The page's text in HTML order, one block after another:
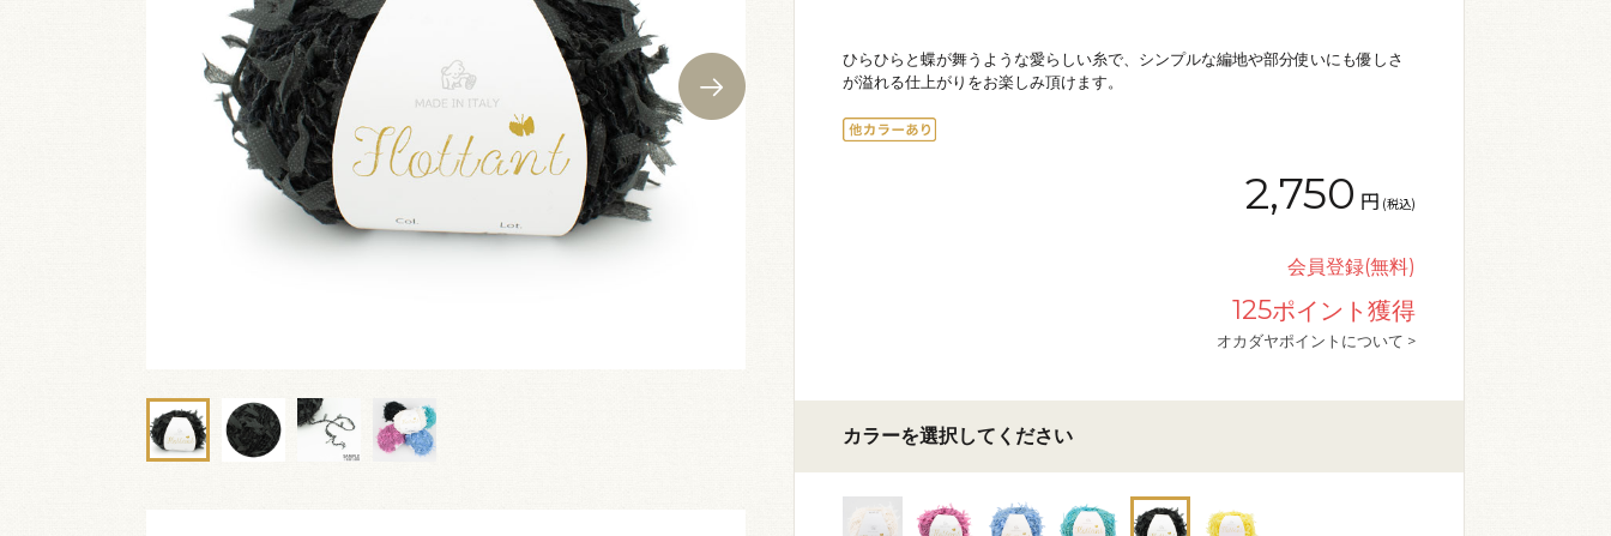
ひらひらと蝶が舞うような愛らしい糸で、シンプルな編地や部分使いにも優しさ
が溢れる仕上がりをお楽しみ頂けます。
2,750 円 (税込)
会員登録(無料)
125ポイント獲得
オカダヤポイントについて >
カラーを選択してください